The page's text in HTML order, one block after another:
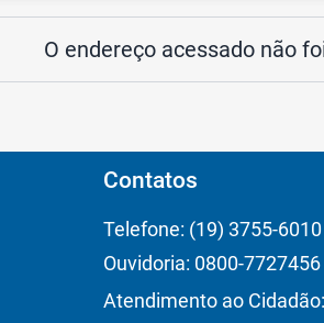
O endereço acessado não
Contatos
Telefone: (19) 3755-6010
Ouvidoria: 0800-7727456
Atendimento ao